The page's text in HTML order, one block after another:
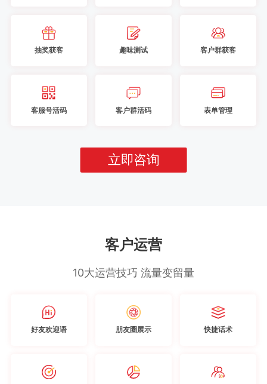
抽奖获客 趣味测试 客户群获客
客服号活码 客户群活码 表单管理
立即咨询
客户运营
10大运营技巧 流量变留量
好友欢迎语 朋友圈展示 快捷话术